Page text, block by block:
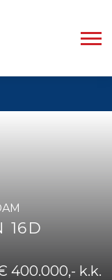
16D
400.000,- k.k.